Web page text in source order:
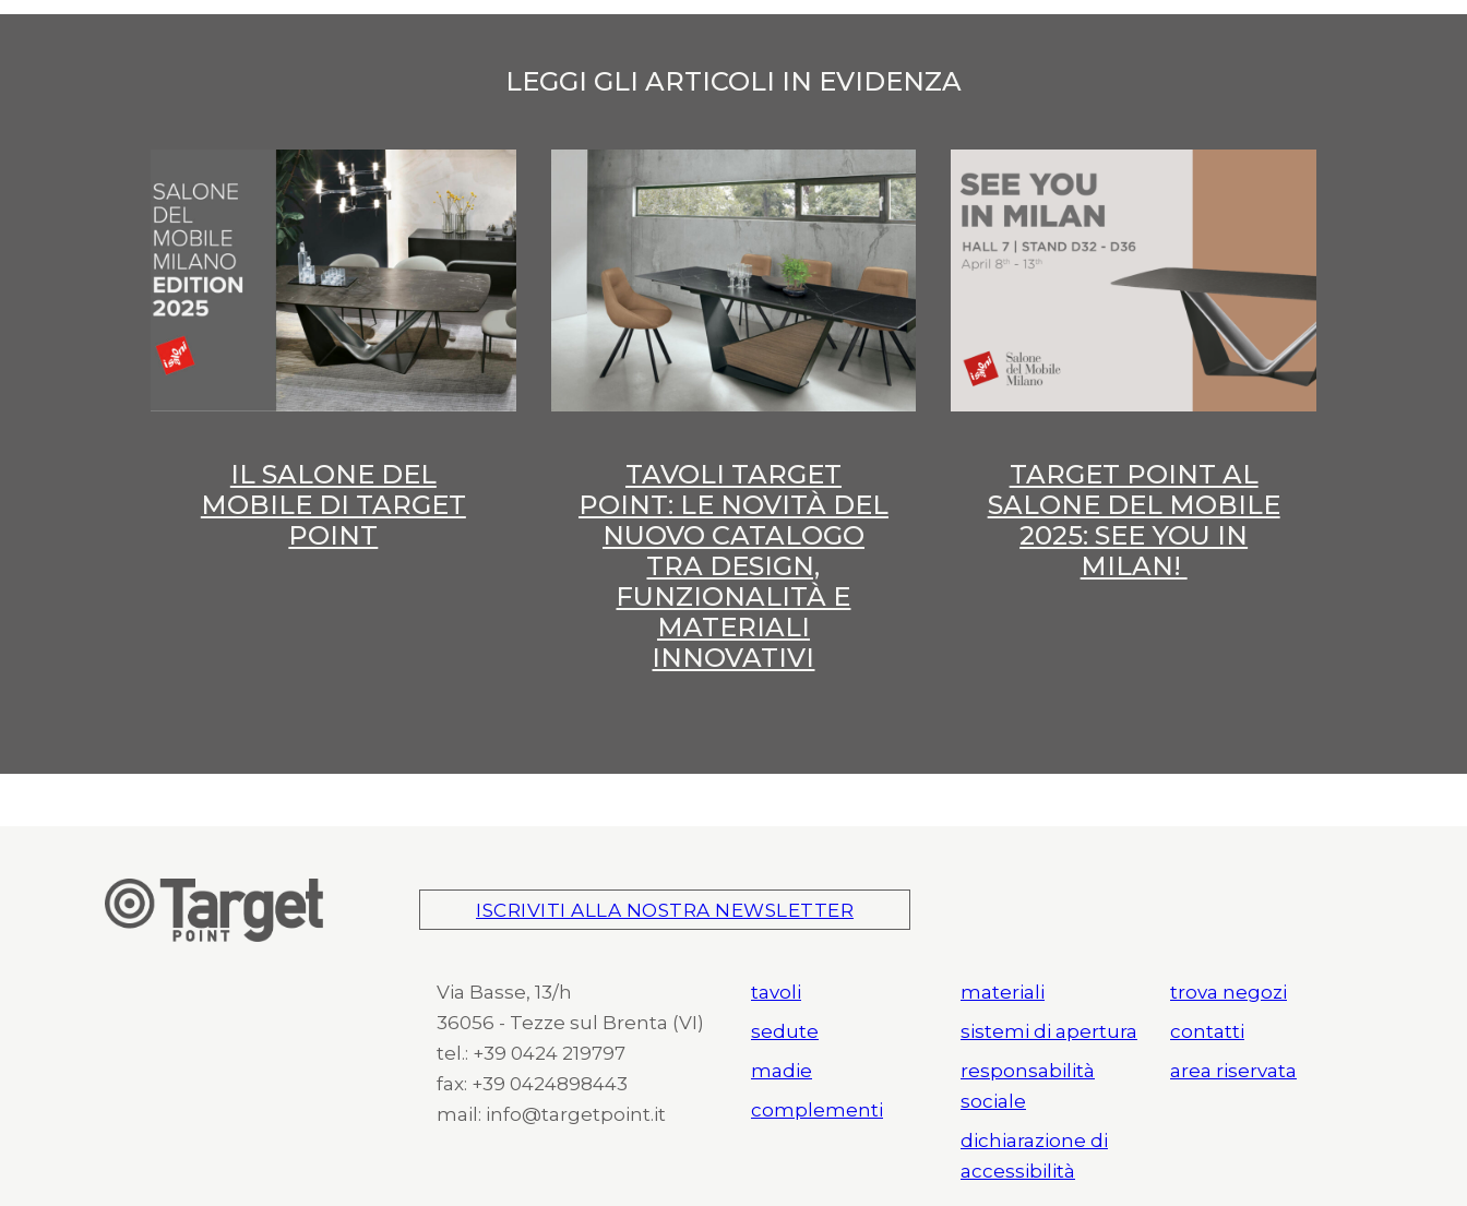
LEGGI GLI ARTICOLI IN EVIDENZA
IL SALONE DEL
MOBILE DI TARGET
POINT
TAVOLI TARGET
POINT: LE NOVITÀ DEL
NUOVO CATALOGO
TRA DESIGN,
FUNZIONALITÀ E
MATERIALI
INNOVATIVI
TARGET POINT AL
SALONE DEL MOBILE
2025: SEE YOU IN
MILAN!
ISCRIVITI ALLA NOSTRA NEWSLETTER
Via Basse, 13/h
36056 - Tezze sul Brenta (VI)
tel.: +39 0424 219797
fax: +39 0424898443
mail: info@targetpoint.it
tavoli
sedute
madie
complementi
materiali
sistemi di apertura
responsabilità
sociale
dichiarazione di
accessibilità
trova negozi
contatti
area riservata